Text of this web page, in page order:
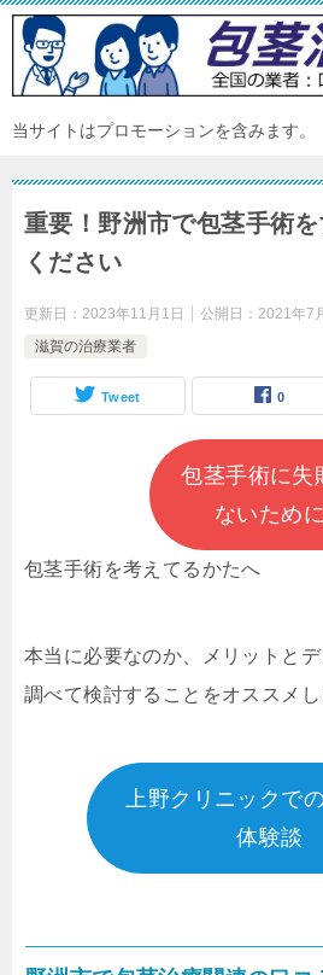
当サイトはプロモーションを含みます。
重要！野洲市で包茎手術
ください
更新日： 2023年11月1日 公開日： 2021年7
滋賀の治療業者
Tweet 0
包茎手術に失
ないために
包茎手術を考えてるかたへ
本当に必要なのか、メリットとデ
調べて検討することをオススメし
上野クリニックで
体験談